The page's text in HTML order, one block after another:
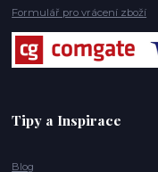
Formulář pro vrácení zboží
Tipy a Inspirace
Blog